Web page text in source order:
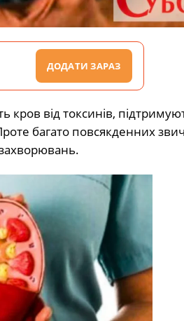
ДОДАТИ ЗАРАЗ
від токсинів,
багато повсякденних